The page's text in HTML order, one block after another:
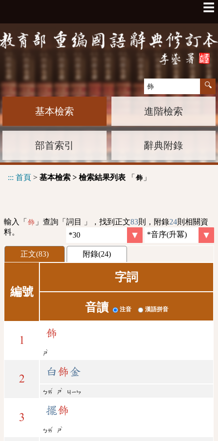
☰
基本檢索 進階檢索
部首索引 辭典附錄
::: 首頁 > 基本檢索 > 檢索結果列表 「 飾 」
輸入「 飾 」查詢「詞目 」，找到正文83則，附錄24則相關資
料。
正文(83) 附錄(24)
編號
字詞
音讀 注音 漢語拼音
1
飾
ㄕ
ˋ
2
白飾金
ㄅㄞ
ˊ
ㄕ
ˋ
ㄐㄧㄣ
3
擺飾
ㄅㄞ
ˇ
ㄕ
ˋ